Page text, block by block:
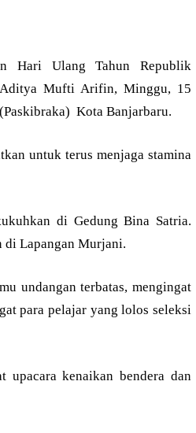
Hari Ulang Tahun Republik
Mufti Arifin, Minggu, 15
Kota Banjarbaru.
untuk terus menjaga stamina
di Gedung Bina Satria.
di Lapangan Murjani.
undangan terbatas, mengingat
para pelajar yang lolos seleksi
upacara kenaikan bendera dan